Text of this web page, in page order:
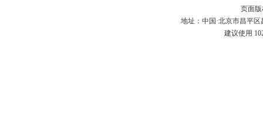
页面
地址：中国·北京市昌平
建议使用